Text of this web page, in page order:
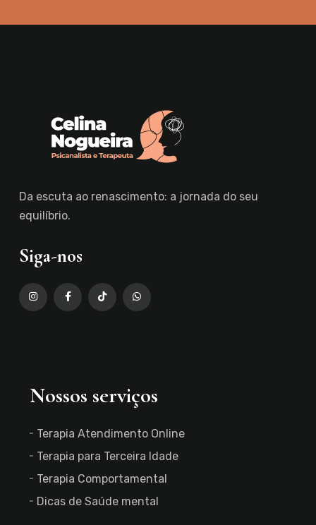
Da escuta ao renascimento: a jornada do seu
equilíbrio.
Siga-nos
Nossos serviços
Terapia Atendimento Online
Terapia para Terceira Idade
Terapia Comportamental
Dicas de Saúde mental